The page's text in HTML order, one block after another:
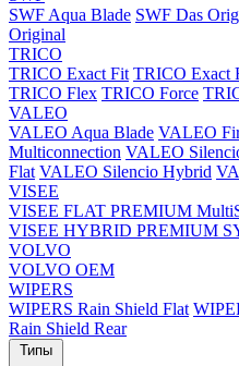
SWF Aqua Blade SWF Das
Original
TRICO
TRICO Exact Fit TRICO Exact
TRICO Flex TRICO Force
VALEO
VALEO Aqua Blade VALEO
Multiconnection VALEO
Flat VALEO Silencio Hybrid
VISEE
VISEE FLAT PREMIUM
VISEE HYBRID PREMIUM
VOLVO
VOLVO OEM
WIPERS
WIPERS Rain Shield Flat
Rain Shield Rear
Типы